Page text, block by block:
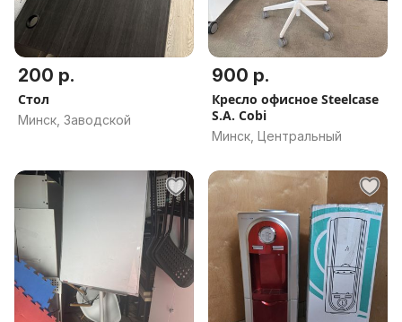
200 р.
Стол
Минск, Заводской
900 р.
Кресло офисное Steelcase
S.A. Cobi
Минск, Центральный